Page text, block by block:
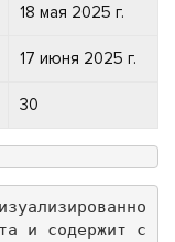
18 мая 2025 г.
17 июня 2025 г.
30
и содержит с